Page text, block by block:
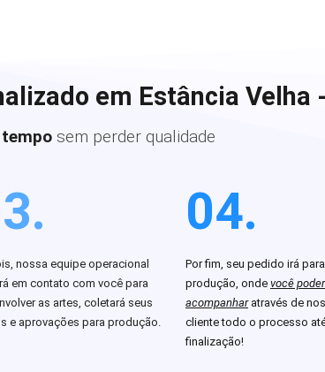
em Estância Velha
sem perder qualidade
nossa equipe operacional
em contato com você para
as artes, coletará seus
e aprovações para produção.
04.
Por fim, seu pedido irá para
produção, onde você
acompanharatravés de
cliente todo o processo
finalização!